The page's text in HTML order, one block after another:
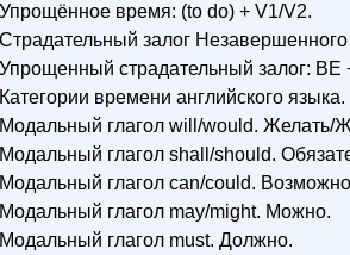
время: (to do) + V1/V2.
залог
страдательный залог: BE
времени английского языка.
глагол will/would. Желать/
глагол shall/should.
глагол can/could.
глагол may/might. Можно.
глагол must. Должно.